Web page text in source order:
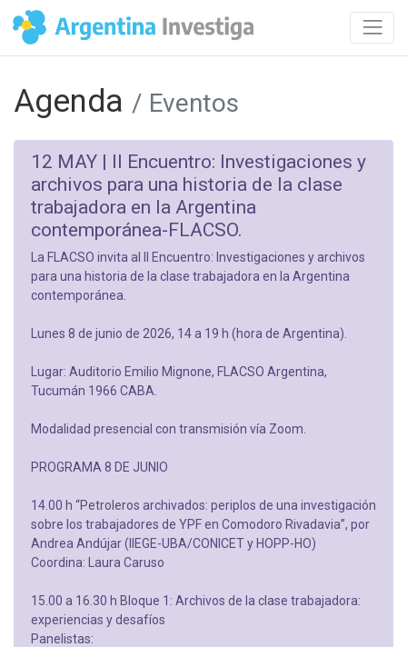
Agenda / Eventos
12 MAY | II Encuentro: Investigaciones y
archivos para una historia de la clase
trabajadora en la Argentina
contemporánea-FLACSO.
La FLACSO invita al II Encuentro: Investigaciones y archivos
para una historia de la clase trabajadora en la Argentina
contemporánea.
Lunes 8 de junio de 2026, 14 a 19 h (hora de Argentina).
Lugar: Auditorio Emilio Mignone, FLACSO Argentina,
Tucumán 1966 CABA.
Modalidad presencial con transmisión vía Zoom.
PROGRAMA 8 DE JUNIO
14.00 h “Petroleros archivados: periplos de una investigación
sobre los trabajadores de YPF en Comodoro Rivadavia”, por
Andrea Andújar (IIEGE-UBA/CONICET y HOPP-HO)
Coordina: Laura Caruso
15.00 a 16.30 h Bloque 1: Archivos de la clase trabajadora:
experiencias y desafíos
Panelistas: